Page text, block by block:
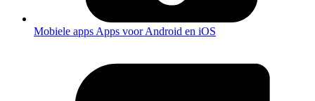
Mobiele apps Apps voor Android en iOS